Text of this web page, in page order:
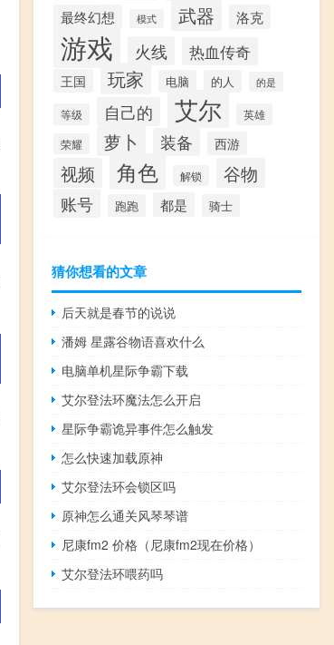
最终幻想 模式 武器 洛克
游戏 火线 热血传奇
王国 玩家 电脑 的人 的是
等级 自己的 艾尔 英雄
荣耀 萝卜 装备 西游
视频 角色 解锁 谷物
账号 跑跑 都是 骑士
猜你想看的文章
后天就是春节的说说
潘姆 星露谷物语喜欢什么
电脑单机星际争霸下载
艾尔登法环魔法怎么开启
星际争霸诡异事件怎么触发
怎么快速加载原神
艾尔登法环会锁区吗
原神怎么通关风琴琴谱
尼康fm2 价格（尼康fm2现在价格）
艾尔登法环喂药吗